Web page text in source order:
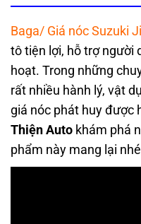
Baga/ Giá nóc Suzuki
tô tiện lợi, hỗ trợ người
hoạt. Trong những
rất nhiều hành lý, vật
giá nóc phát huy được
Thiện Auto khám phá
phẩm này mang lại